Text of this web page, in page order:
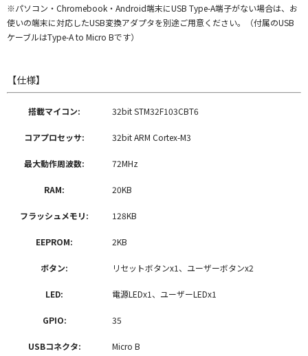
※パソコン・Chromebook・Android端末にUSB Type-A端子がない場合は、お
使いの端末に対応したUSB変換アダプタを別途ご用意ください。（付属のUSB
ケーブルはType-A to Micro Bです）
【仕様】
搭載マイコン: 32bit STM32F103CBT6
コアプロセッサ: 32bit ARM Cortex-M3
最大動作周波数: 72MHz
RAM: 20KB
フラッシュメモリ: 128KB
EEPROM: 2KB
ボタン: リセットボタンx1、ユーザーボタンx2
LED: 電源LEDx1、ユーザーLEDx1
GPIO: 35
USBコネクタ: Micro B